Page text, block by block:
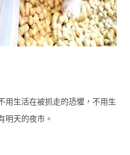
用生活在被抓走的恐懼，不用生
明天的夜市。